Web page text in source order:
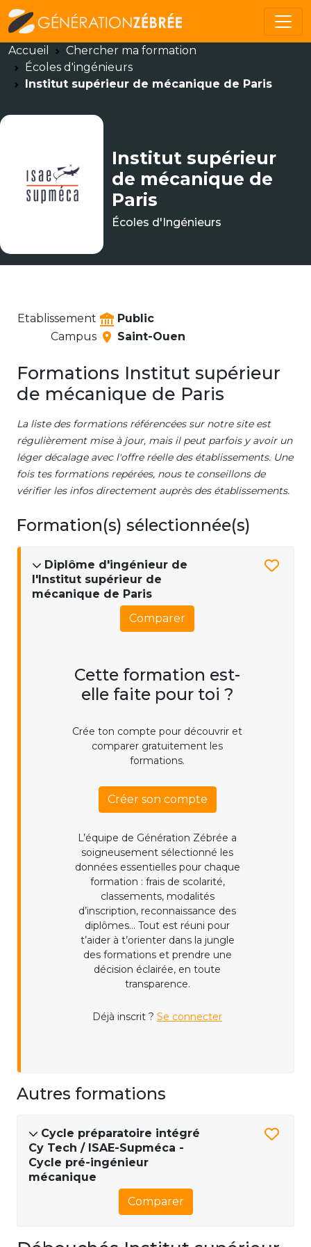
Accueil
Chercher ma formation
Écoles d'ingénieurs
Institut supérieur de mécanique de Paris
Institut supérieur
de mécanique de
Paris
Écoles d'Ingénieurs
Etablissement
Public
Campus
Saint-Ouen
Formations Institut supérieur
de mécanique de Paris
La liste des formations référencées sur notre site est
régulièrement mise à jour, mais il peut parfois y avoir un
léger décalage avec l'offre réelle des établissements. Une
fois tes formations repérées, nous te conseillons de
vérifier les infos directement auprès des établissements.
Formation(s) sélectionnée(s)
Diplôme d'ingénieur de
l'Institut supérieur de
mécanique de Paris
Comparer
Cette formation est-
elle faite pour toi ?
Crée ton compte pour découvrir et
comparer gratuitement les
formations.
Créer son compte
L’équipe de Génération Zébrée a
soigneusement sélectionné les
données essentielles pour chaque
formation : frais de scolarité,
classements, modalités
d’inscription, reconnaissance des
diplômes... Tout est réuni pour
t’aider à t’orienter dans la jungle
des formations et prendre une
décision éclairée, en toute
transparence.
Déjà inscrit ? Se connecter
Autres formations
Cycle préparatoire intégré
Cy Tech / ISAE-Supméca -
Cycle pré-ingénieur
mécanique
Comparer